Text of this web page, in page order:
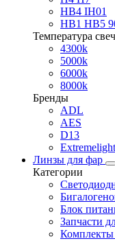
HB4 IH01
HB1 HB5
Температура
4300k
5000k
6000k
8000k
Бренды
ADL
AES
D13
Extremelight
Линзы для фар
Категории
Блок
Запчасти
Комплекты